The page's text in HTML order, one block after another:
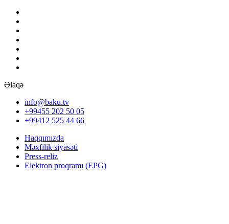
Əlaqə
info@baku.tv
+99455 202 50 05
+99412 525 44 66
Haqqımızda
Məxfilik siyasəti
Press-reliz
Elektron proqramı (EPG)